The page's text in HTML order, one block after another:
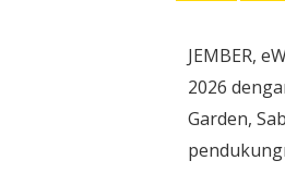
JEMBER,
2026
Garden,